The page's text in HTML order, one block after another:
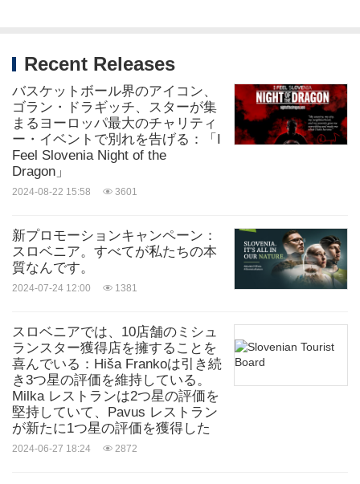
Recent Releases
バスケットボール界のアイコン、
ゴラン・ドラギッチ、スターが集
まるヨーロッパ最大のチャリティ
ー・イベントで別れを告げる：「I
Feel Slovenia Night of the
Dragon」
2024-08-22 15:58 3601
新プロモーションキャンペーン：
スロベニア。すべてが私たちの本
質なんです。
2024-07-24 12:00 1381
スロベニアでは、10店舗のミシュ
ランスター獲得店を擁することを
喜んでいる：Hiša Frankoは引き続
き3つ星の評価を維持している。
Milka レストランは2つ星の評価を
堅持していて、Pavus レストラン
が新たに1つ星の評価を獲得した
2024-06-27 18:24 2872